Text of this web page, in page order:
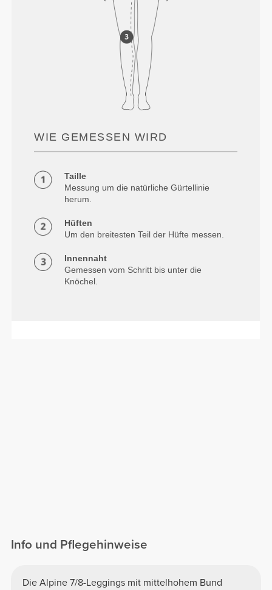
WIE GEMESSEN WIRD
Taille
Messung um die natürliche Gürtellinie
herum.
Hüften
Um den breitesten Teil der Hüfte messen.
Innennaht
Gemessen vom Schritt bis unter die
Knöchel.
Info und Pflegehinweise
Die Alpine 7/8-Leggings mit mittelhohem Bund